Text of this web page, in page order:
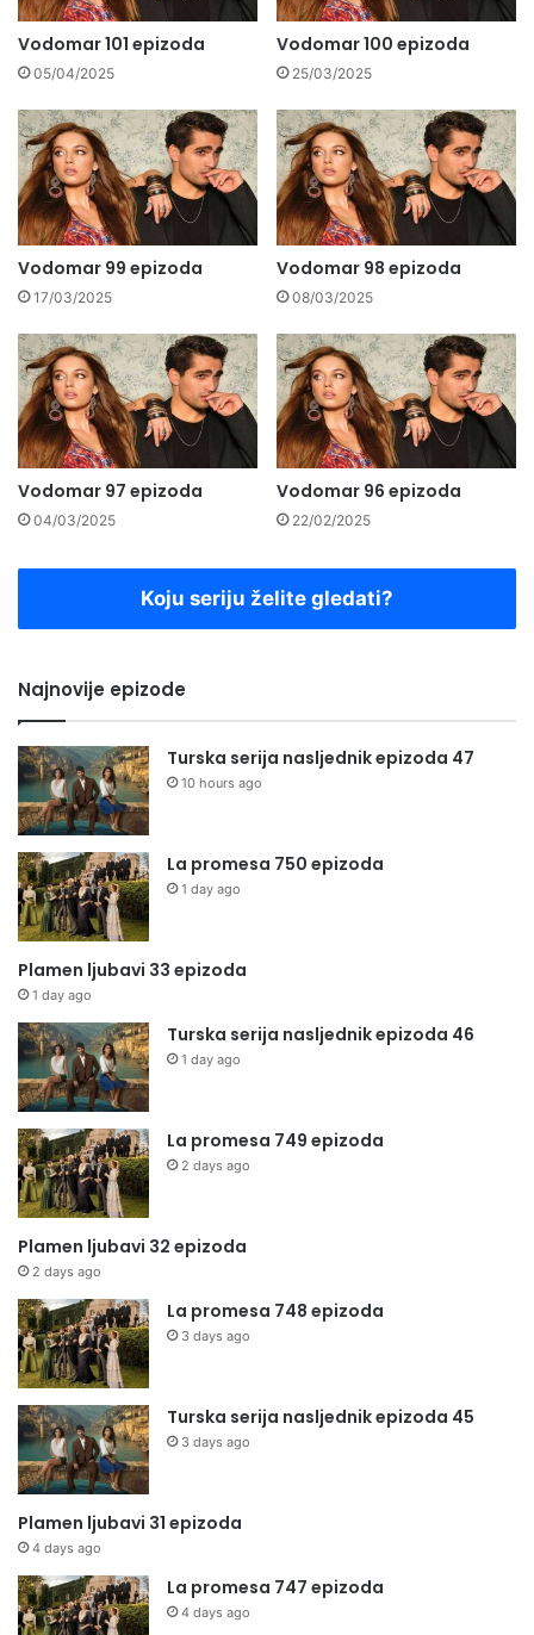
Vodomar 101 epizoda
05/04/2025
Vodomar 100 epizoda
25/03/2025
Vodomar 99 epizoda
17/03/2025
Vodomar 98 epizoda
08/03/2025
Vodomar 97 epizoda
04/03/2025
Vodomar 96 epizoda
22/02/2025
Koju seriju želite gledati?
Najnovije epizode
Turska serija nasljednik epizoda 47
10 hours ago
La promesa 750 epizoda
1 day ago
Plamen ljubavi 33 epizoda
1 day ago
Turska serija nasljednik epizoda 46
1 day ago
La promesa 749 epizoda
2 days ago
Plamen ljubavi 32 epizoda
2 days ago
La promesa 748 epizoda
3 days ago
Turska serija nasljednik epizoda 45
3 days ago
Plamen ljubavi 31 epizoda
4 days ago
La promesa 747 epizoda
4 days ago